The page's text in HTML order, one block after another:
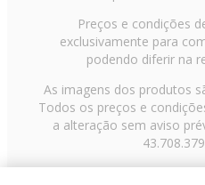
Preços e condições
exclusivamente para
podendo diferir na
As imagens dos produtos
Todos os preços e
a alteração sem aviso
Avenida Zaki Narchi, nº